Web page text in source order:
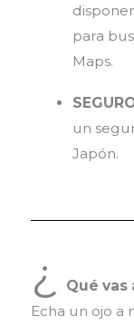
para
Maps.
un
Japón.
¿ Qué vas
Echa un ojo a